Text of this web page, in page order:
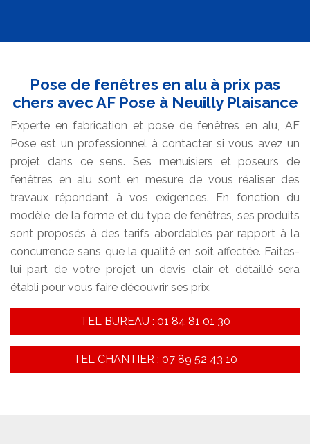
Pose de fenêtres en alu à prix pas
chers avec AF Pose à Neuilly Plaisance
Experte en fabrication et pose de fenêtres en alu, AF
Pose est un professionnel à contacter si vous avez un
projet dans ce sens. Ses menuisiers et poseurs de
fenêtres en alu sont en mesure de vous réaliser des
travaux répondant à vos exigences. En fonction du
modèle, de la forme et du type de fenêtres, ses produits
sont proposés à des tarifs abordables par rapport à la
concurrence sans que la qualité en soit affectée. Faites-
lui part de votre projet un devis clair et détaillé sera
établi pour vous faire découvrir ses prix.
TEL BUREAU : 01 84 81 01 30
TEL CHANTIER : 07 89 52 43 10